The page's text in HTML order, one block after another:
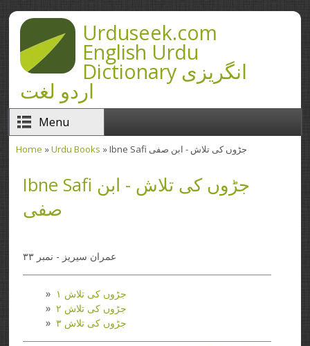
Skip to main contentUrduseek.com
English Urdu
Dictionary انگریزی
اردو لغت
Menu
Home »Urdu Books » Ibne Safi جڑوں کی تلاش - ابن صفی
Ibne Safi جڑوں کی تلاش - ابن
صفی
عمران سیریز - نمبر ۳۳
جڑوں کی تلاش ۱
جڑوں کی تلاش ۲
جڑوں کی تلاش ۳